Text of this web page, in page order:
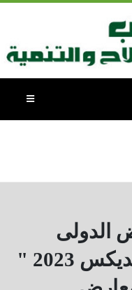
الدولى
للصناعات الدفاعية "إيديكس 2023 "